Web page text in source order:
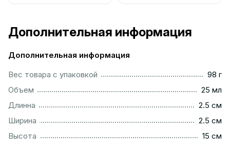
Дополнительная информация
Дополнительная информация
Вес товара с упаковкой
98 г
Объем
25 мл
Длинна
2.5 см
Ширина
2.5 см
Высота
15 см